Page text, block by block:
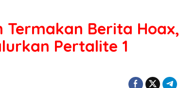
Berita Hoax,
Pertalite 1